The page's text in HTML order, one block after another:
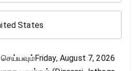
August 7, 2026